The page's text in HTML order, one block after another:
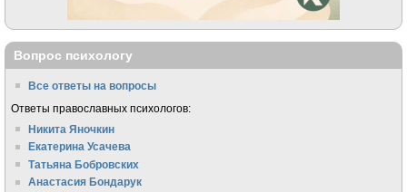
Вопрос психологу
Все ответы на вопросы
Ответы православных психологов:
Никита Яночкин
Екатерина Усачева
Татьяна Бобровских
Анастасия Бондарук